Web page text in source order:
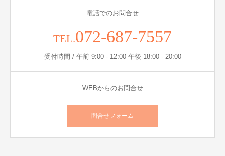
電話でのお問合せ
TEL.072-687-7557
受付時間 / 午前 9:00 - 12:00 午後 18:00 - 20:00
WEBからのお問合せ
問合せフォーム